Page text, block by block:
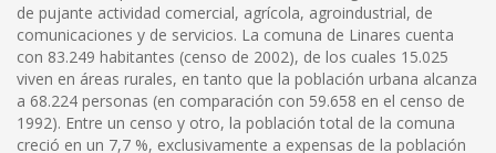
de pujante actividad comercial, agrícola, agroindustrial, de
comunicaciones y de servicios. La comuna de Linares cuenta
con 83.249 habitantes (censo de 2002), de los cuales 15.025
viven en áreas rurales, en tanto que la población urbana alcanza
a 68.224 personas (en comparación con 59.658 en el censo de
1992). Entre un censo y otro, la población total de la comuna
creció en un 7,7 %, exclusivamente a expensas de la población